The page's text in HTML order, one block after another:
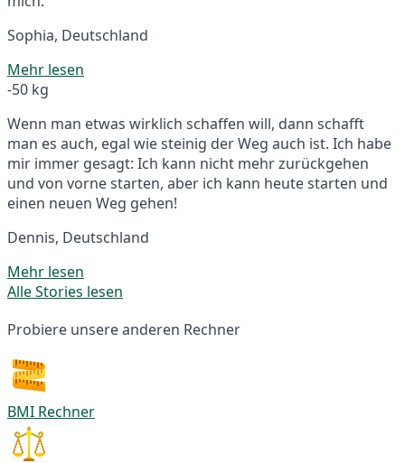
Sophia, Deutschland
Mehr lesen
-50 kg
Wenn man etwas wirklich schaffen will, dann schafft
man es auch, egal wie steinig der Weg auch ist. Ich habe
mir immer gesagt: Ich kann nicht mehr zurückgehen
und von vorne starten, aber ich kann heute starten und
einen neuen Weg gehen!
Dennis, Deutschland
Mehr lesen
Alle Stories lesen
Probiere unsere anderen Rechner
BMI Rechner